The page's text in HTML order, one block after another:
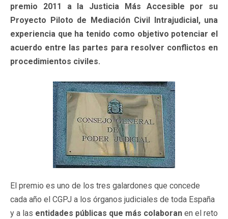
premio 2011 a la Justicia Más Accesible por su
Proyecto Piloto de Mediación Civil Intrajudicial, una
experiencia que ha tenido como objetivo potenciar el
acuerdo entre las partes para resolver conflictos en
procedimientos civiles.
El premio es uno de los tres galardones que concede
cada año el CGPJ a los órganos judiciales de toda España
y a las entidades públicas que más colaboran en el reto